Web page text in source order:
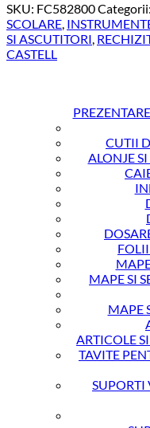
SKU: FC582800Categorii:
SCOLARE,
SI ASCUTITORI,
CASTELL
CUTII
ALONJE
MAPE SI
MAPE
ARTICOLE
TAVITE
SUPORTI